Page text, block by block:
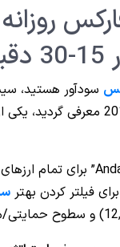
روش معاملاتی که در سال